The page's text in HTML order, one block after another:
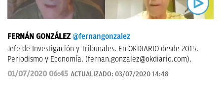
FERNÁN GONZÁLEZ @fernangonzalez
Jefe de Investigación y Tribunales. En OKDIARIO desde 2015.
Periodismo y Economía. (fernan.gonzalez@okdiario.com).
01/07/2020 06:45 ACTUALIZADO: 03/07/2020 14:48